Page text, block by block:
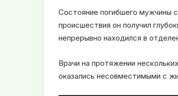
Состояние погибшего мужчины
происшествия он получил
непрерывно находился в
Врачи на протяжении
оказались несовместимыми с